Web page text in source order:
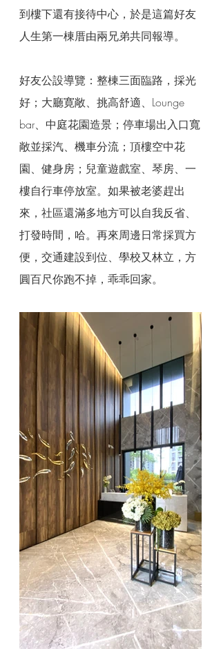
到樓下還有接待中心，於是這篇好友
人生第一棟厝由兩兄弟共同報導。
好友公設導覽：整棟三面臨路，採光
好；大廳寛敞、挑高舒適、Lounge
bar、中庭花園造景；停車場出入口寬
敞並採汽、機車分流；頂樓空中花
園、健身房；兒童遊戲室、琴房、一
樓自行車停放室。如果被老婆趕出
來，社區還滿多地方可以自我反省、
打發時間，哈。再來周邊日常採買方
便，交通建設到位、學校又林立，方
圓百尺你跑不掉，乖乖回家。